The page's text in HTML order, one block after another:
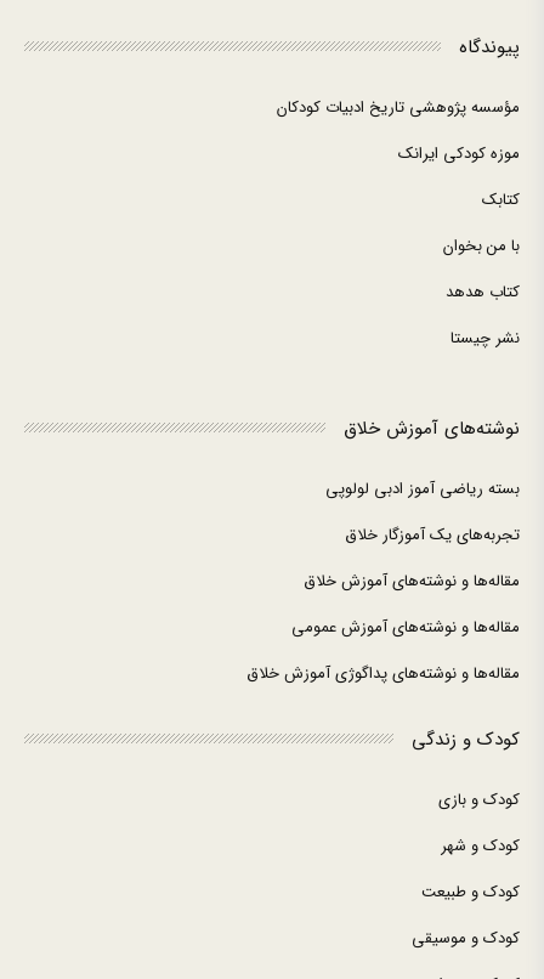
پیوندگاه
مؤسسه پژوهشی تاریخ ادبیات کودکان
موزه کودکی ایرانک
کتابک
با من بخوان
کتاب هدهد
نشر چیستا
نوشته‌های آموزش خلاق
بسته ریاضی آموز ادبی لولوپی
تجربه‌های یک آموزگار خلاق
مقاله‌ها و نوشته‌های آموزش خلاق
مقاله‌ها و نوشته‌های آموزش عمومی
مقاله‌ها و نوشته‌های پداگوژی آموزش خلاق
کودک و زندگی
کودک و بازی
کودک و شهر
کودک و طبیعت
کودک و موسیقی